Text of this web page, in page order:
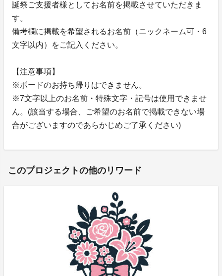
誕祭ご支援者様としてお名前を掲載させていただきま
す。
備考欄に掲載を希望されるお名前（ニックネーム可・6
文字以内）をご記入ください。
【注意事項】
※ボードのお持ち帰りはできません。
※7文字以上のお名前・特殊文字・記号は使用できませ
ん。(該当する場合、ご希望のお名前で掲載できない場
合がございますのであらかじめご了承ください)
このプロジェクトの他のリワード